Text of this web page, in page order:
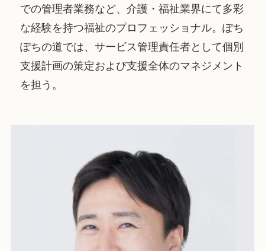
での管理者業務など、介護・福祉業界にて多彩
な経験を持つ福祉のプロフェッショナル。ぽち
ぽちの道では、サービス管理責任者として個別
支援計画の策定および支援全体のマネジメント
を担う。